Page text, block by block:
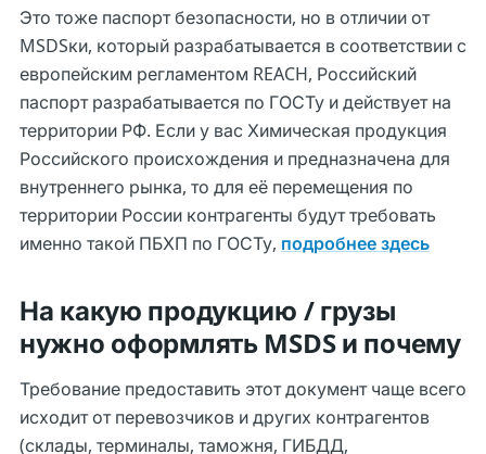
Это тоже паспорт безопасности, но в отличии от
MSDSки, который разрабатывается в соответствии с
европейским регламентом REACH, Российский
паспорт разрабатывается по ГОСТу и действует на
территории РФ. Если у вас Химическая продукция
Российского происхождения и предназначена для
внутреннего рынка, то для её перемещения по
территории России контрагенты будут требовать
именно такой ПБХП по ГОСТу, подробнее здесь
На какую продукцию / грузы
нужно оформлять MSDS и почему
Требование предоставить этот документ чаще всего
исходит от перевозчиков и других контрагентов
(склады, терминалы, таможня, ГИБДД,